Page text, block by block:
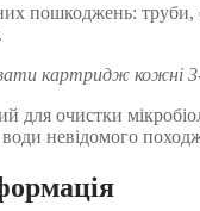
пошкоджень: труби,
картридж кожні 3-
для очистки
невідомого